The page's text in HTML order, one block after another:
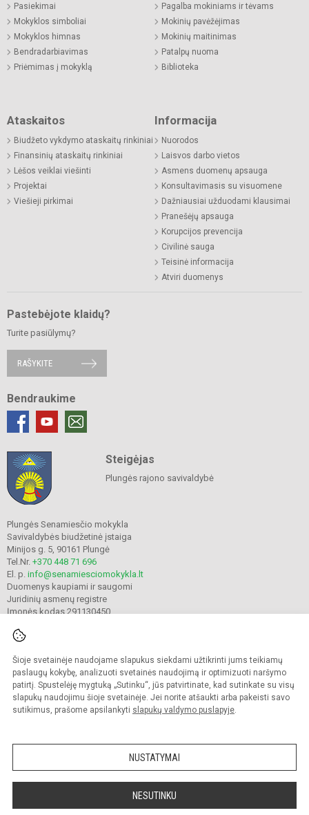
Šioje svetainėje naudojame slapukus siekdami užtikrinti jums teikiamų
paslaugų kokybę, analizuoti svetainės naudojimą ir optimizuoti naršymo
patirtį. Spustelėję mygtuką „Sutinku“, jūs patvirtinate, kad sutinkate su visų
slapukų naudojimu šioje svetainėje. Jei norite atšaukti arba pakeisti savo
sutikimus, prašome apsilankyti slapukų valdymo puslapyje.
NUSTATYMAI
NESUTINKU
Pasiekimai
Mokyklos simboliai
Mokyklos himnas
Bendradarbiavimas
Priėmimas į mokyklą
Pagalba mokiniams ir tėvams
Mokinių pavėžėjimas
Mokinių maitinimas
Patalpų nuoma
Biblioteka
Ataskaitos
Biudžeto vykdymo ataskaitų rinkiniai
Finansinių ataskaitų rinkiniai
Lėšos veiklai viešinti
Projektai
Viešieji pirkimai
Informacija
Nuorodos
Laisvos darbo vietos
Asmens duomenų apsauga
Konsultavimasis su visuomene
Dažniausiai užduodami klausimai
Pranešėjų apsauga
Korupcijos prevencija
Civilinė sauga
Teisinė informacija
Atviri duomenys
Pastebėjote klaidų?
Turite pasiūlymų?
RAŠYKITE
Bendraukime
Steigėjas
Plungės rajono savivaldybė
Plungės Senamiesčio mokykla
Savivaldybės biudžetinė įstaiga
Minijos g. 5, 90161 Plungė
Tel.Nr. +370 448 71 696
El. p. info@senamiesciomokykla.lt
Duomenys kaupiami ir saugomi
Juridinių asmenų registre
Įmonės kodas 291130450
© 2022. Plungės Senamiesčio mokykla. Visos teisės saugomos.
Kopijuoti turinį be raštiško gimnazijos sutikimo griežtai draudžiama.
Prieinamumo paraiška Slapukų valdymas
Sumanus būdas atnaujinti